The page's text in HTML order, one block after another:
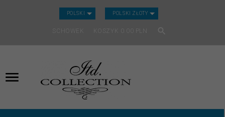
POLSKI CURRENCY_H
POLSKI ZŁOTY
SCHOWEK KOSZYK